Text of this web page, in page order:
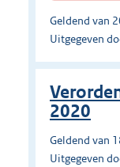
Geldend van
Uitgegeven
2020
Geldend van
Uitgegeven